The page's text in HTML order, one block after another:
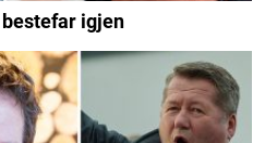
igjen